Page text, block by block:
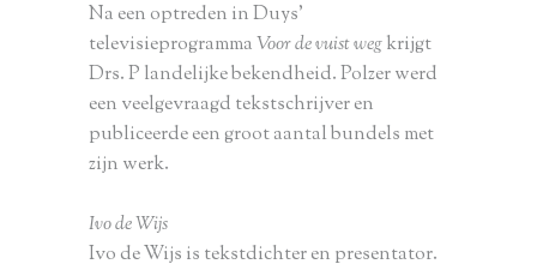
Na een optreden in Duys’
televisieprogrammaVoor de vuist wegkrijgt
Drs. P landelijke bekendheid. Polzer werd
een veelgevraagd tekstschrijver en
publiceerde een groot aantal bundels met
zijn werk.
Ivo de Wijs
Ivo de Wijs is tekstdichter en presentator.